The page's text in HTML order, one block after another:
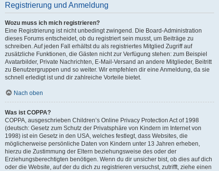
Registrierung und Anmeldung
Wozu muss ich mich registrieren?
Eine Registrierung ist nicht unbedingt zwingend. Die Board-Administration
dieses Forums entscheidet, ob du registriert sein musst, um Beiträge zu
schreiben. Auf jeden Fall erhältst du als registriertes Mitglied Zugriff auf
zusätzliche Funktionen, die Gästen nicht zur Verfügung stehen: zum Beispiel
Avatarbilder, Private Nachrichten, E-Mail-Versand an andere Mitglieder, Beitritt
zu Benutzergruppen und so weiter. Wir empfehlen dir eine Anmeldung, da sie
schnell erledigt ist und dir zahlreiche Vorteile bietet.
Nach oben
Was ist COPPA?
COPPA, ausgeschrieben Children’s Online Privacy Protection Act of 1998
(deutsch: Gesetz zum Schutz der Privatsphäre von Kindern im Internet von
1998) ist ein Gesetz in den USA, welches festlegt, dass Websites, die
möglicherweise persönliche Daten von Kindern unter 13 Jahren erheben,
hierzu die Zustimmung der Eltern beziehungsweise des oder der
Erziehungsberechtigten benötigen. Wenn du dir unsicher bist, ob dies auf dich
oder die Website, auf der du dich zu registrieren versuchst, zutrifft, ziehe einen